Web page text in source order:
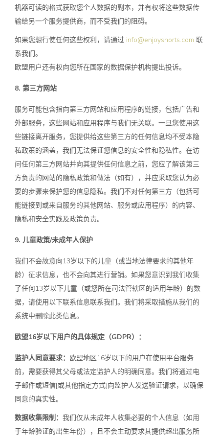
机器可读的格式获取您个人数据的副本，并有权将这些数据传
输给另一个服务提供商，而不受我们的阻碍。
如果您想行使任何这些权利，请通过 info@enjoyshorts.com 联
系我们。
欧盟用户还有权向您所在国家的数据保护机构提出投诉。
8. 第三方网站
服务可能包含指向第三方网站和应用程序的链接，包括广告和
外部服务，这些网站和应用程序与我们无关联。一旦您使用这
些链接离开服务，您提供给这些第三方的任何信息均不受本隐
私政策的涵盖，我们无法保证您信息的安全性和隐私性。在访
问任何第三方网站并向其提供任何信息之前，您应了解该第三
方负责的网站的隐私政策和做法（如有），并应采取您认为必
要的步骤来保护您的信息隐私。我们不对任何第三方（包括可
能链接到或来自服务的其他网站、服务或应用程序）的内容、
隐私和安全实践及政策负责。
9. 儿童政策/未成年人保护
我们不会故意向13岁以下的儿童（或当地法律要求的其他年
龄）征求信息，也不会向其进行营销。如果您意识到我们收集
了任何13岁以下儿童（或您所在司法管辖区的适用年龄）的数
据，请使用以下联系信息联系我们。我们将采取措施从我们的
系统中删除此类信息。
欧盟16岁以下用户的具体规定（GDPR）：
监护人同意要求： 欧盟地区16岁以下的用户在使用平台服务
前，需要获得其父母或法定监护人的明确同意。我们将通过电
子邮件或短信[或其他指定方式]向监护人发送验证请求，以确保
同意的真实性。
数据收集限制： 我们仅从未成年人收集必要的个人信息（如用
于年龄验证的出生年份），且不会主动要求其提供超出服务所